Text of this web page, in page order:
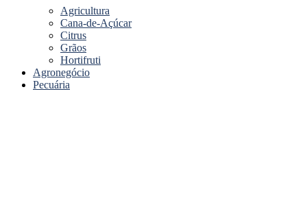
Agricultura
Cana-de-Açúcar
Citrus
Grãos
Hortifruti
Agronegócio
Pecuária